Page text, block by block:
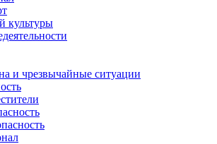
культуры
и чрезвычайные ситуации